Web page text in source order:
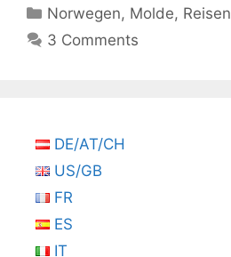
Kategorien
Norwegen, Molde, Reisen
3 Comments
DE/AT/CH
US/GB
FR
ES
IT